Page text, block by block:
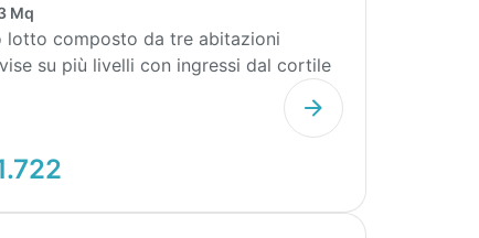
Mq
lotto composto da tre abitazioni
su più livelli con ingressi dal cortile